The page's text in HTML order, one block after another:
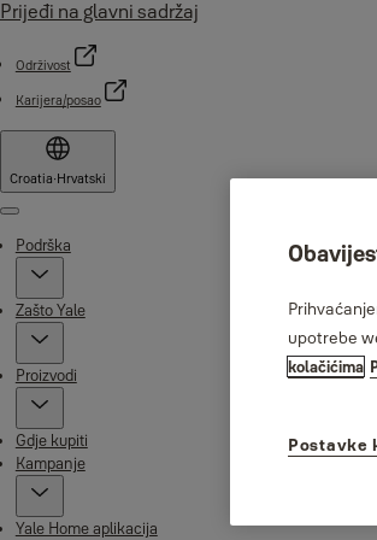
Prijeđi na glavni sadržaj
Održivost
Karijera/posao
Croatia·Hrvatski
Menu
Podrška
Zašto Yale
Proizvodi
Gdje kupiti
Kampanje
Yale Home aplikacija
upotrebe
kolačićima
Postavke